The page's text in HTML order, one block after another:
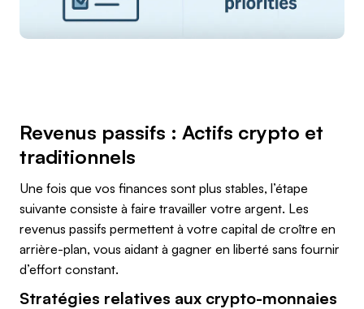
Revenus passifs : Actifs crypto et
traditionnels
Une fois que vos finances sont plus stables, l’étape
suivante consiste à faire travailler votre argent. Les
revenus passifs permettent à votre capital de croître en
arrière-plan, vous aidant à gagner en liberté sans fournir
d’effort constant.
Stratégies relatives aux crypto-monnaies